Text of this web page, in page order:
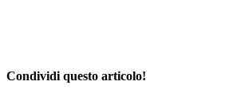
Condividi questo articolo!